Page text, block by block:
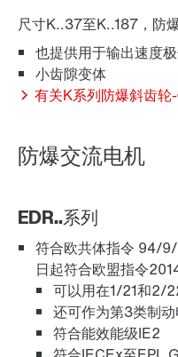
编码器
油封
其他额外配置
尺寸K..37至K..187，防
也提供用于输出速度
小齿隙变体
有关K系列防爆斜齿
防爆交流电机
EDR..系列
符合欧共体指令 94/
日起符合欧盟指令
可以用在1/21和2/
还可作为第3类制
符合能效能级IE2